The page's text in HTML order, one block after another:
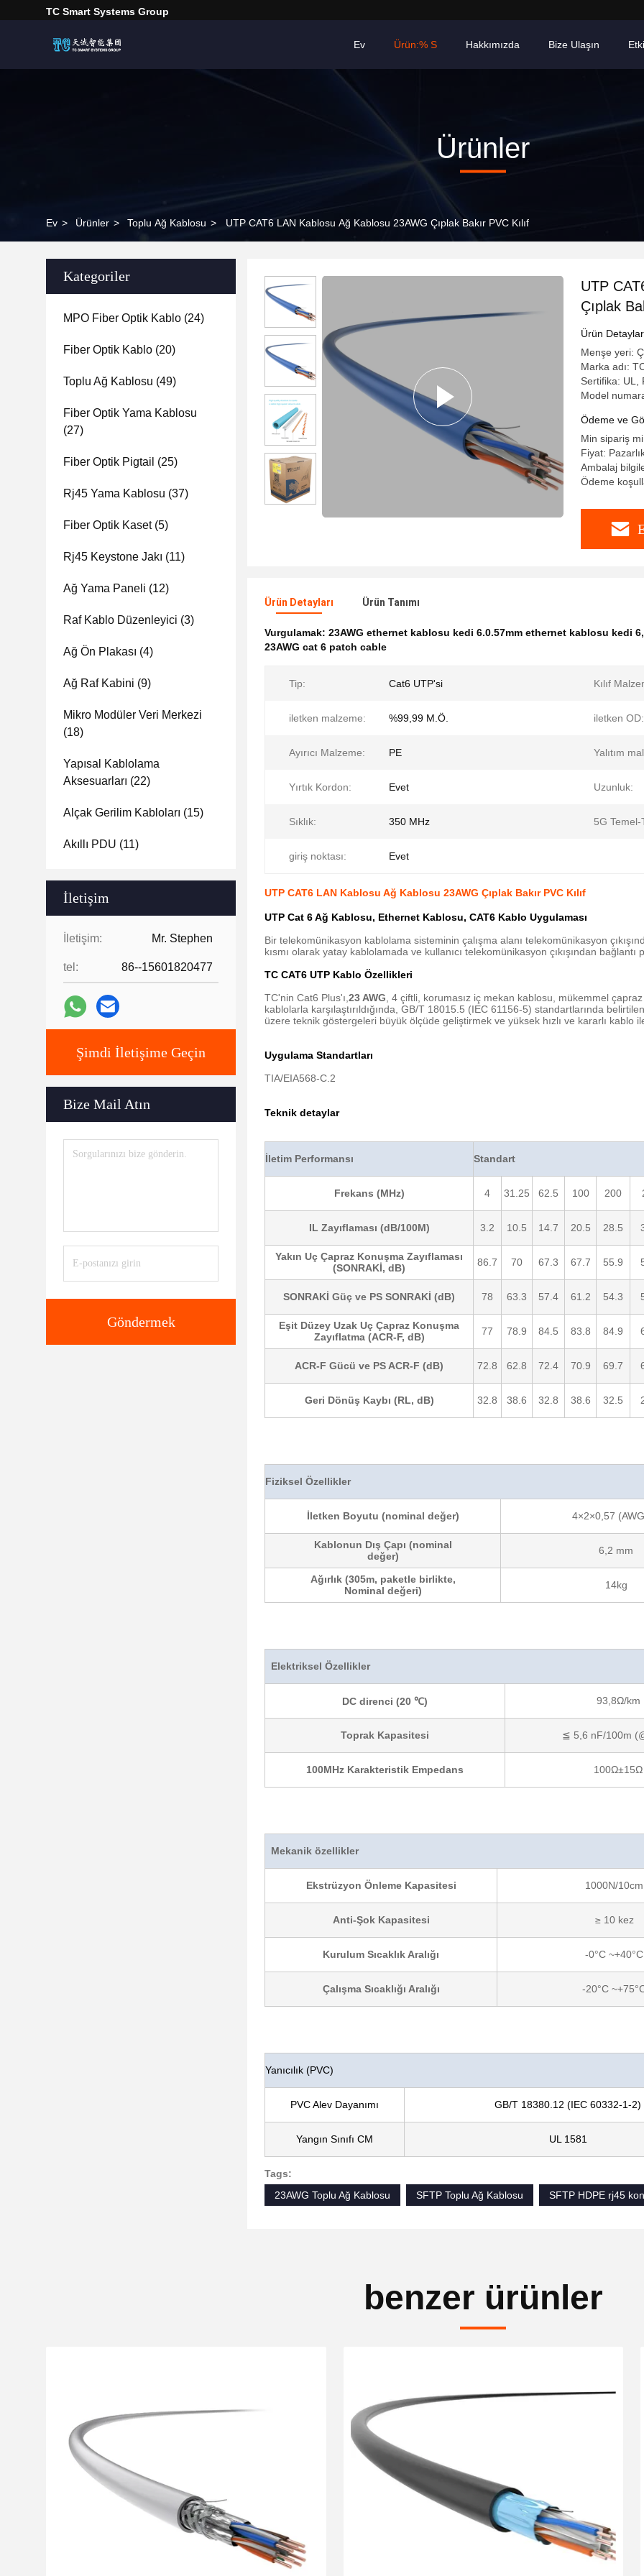
TC Smart Systems Group
Ev Ürün:% S Hakkımızda Bize Ulaşın
Ürünler
Ev > Ürünler > Toplu Ağ Kablosu > UTP CAT6 LAN Kablosu Ağ Kablosu 23AWG Çıplak Bakır PVC Kılıf
Kategoriler
MPO Fiber Optik Kablo (24)
Fiber Optik Kablo (20)
Toplu Ağ Kablosu (49)
Fiber Optik Yama Kablosu
(27)
Fiber Optik Pigtail (25)
Rj45 Yama Kablosu (37)
Fiber Optik Kaset(5)
Rj45 Keystone Jakı (11)
Ağ Yama Paneli (12)
Raf Kablo Düzenleyici (3)
Ağ Ön Plakası (4)
Ağ Raf Kabini (9)
Mikro Modüler Veri Merkezi
(18)
Yapısal Kablolama
Aksesuarları (22)
Alçak Gerilim Kabloları (15)
Akıllı PDU (11)
İletişim
İletişim: Mr. Stephen
tel: 86--15601820477
Şimdi İletişime Geçin
Bize Mail Atın
Göndermek
UTP
Çıplak
Ürün
Menşe yeri:
Marka adı:
Sertifika: UL,
Model
Ödeme ve
Min sipariş
Fiyat:
Ambalaj
Ödeme
Ürün Detayları Ürün Tanımı
Vurgulamak: 23AWG ethernet kablosu kedi 6.0.57mm ethernet kablosu kedi 6,
23AWG cat 6 patch cable
Tip: Cat6 UTP'si Kılıf
iletken malzeme: %99,99 M.Ö. iletken OD:
Ayırıcı Malzeme: PE Yalıtım
Yırtık Kordon: Evet Uzunluk:
Sıklık: 350 MHz 5G Temel-
giriş noktası: Evet
UTP CAT6 LAN Kablosu Ağ Kablosu 23AWG Çıplak Bakır PVC Kılıf
UTP Cat 6 Ağ Kablosu, Ethernet Kablosu, CAT6 Kablo Uygulaması
Bir telekomünikasyon kablolama sisteminin çalışma alanı telekomünikasyon
kısmı olarak yatay kablolamada ve kullanıcı telekomünikasyon çıkışından
TC CAT6 UTP Kablo Özellikleri
TC'nin Cat6 Plus'ı, 23 AWG , 4 çiftli, korumasız iç mekan kablosu, mükemmel
kablolarla karşılaştırıldığında, GB/T 18015.5 (IEC 61156-5) standartlarında
üzere teknik göstergeleri büyük ölçüde geliştirmek ve yüksek hızlı ve kararlı kablo
Uygulama Standartları
TIA/EIA568-C.2
Teknik detaylar
İletim Performansı Standart
Frekans (MHz) 4 31.25 62.5 100 200
IL Zayıflaması (dB/100M) 3.2 10.5 14.7 20.5 28.5
Yakın Uç Çapraz Konuşma Zayıflaması
(SONRAKİ, dB)
86.7 70 67.3 67.7 55.9
SONRAKİ Güç ve PS SONRAKİ (dB) 78 63.3 57.4 61.2 54.3
Eşit Düzey Uzak Uç Çapraz Konuşma
Zayıflatma (ACR-F, dB)
77 78.9 84.5 83.8 84.9
ACR-F Gücü ve PS ACR-F (dB) 72.8 62.8 72.4 70.9 69.7
Geri Dönüş Kaybı (RL, dB) 32.8 38.6 32.8 38.6 32.5
Fiziksel Özellikler
İletken Boyutu (nominal değer) 4×2×0,57
Kablonun Dış Çapı (nominal
değer)
6,2 mm
Ağırlık (305m, paketle birlikte,
Nominal değeri)
14kg
Elektriksel Özellikler
DC direnci (20 ℃) 93,8Ω/km
Toprak Kapasitesi ≦ 5,6 nF/100m
100MHz Karakteristik Empedans 100Ω±15Ω
Mekanik özellikler
Ekstrüzyon Önleme Kapasitesi 1000N/10cm
Anti-Şok Kapasitesi ≥ 10 kez
Kurulum Sıcaklık Aralığı -0°C ~+40°C
Çalışma Sıcaklığı Aralığı -20°C
Yanıcılık (PVC)
PVC Alev Dayanımı GB/T 18380.12 (IEC 60332-1-2)
Yangın Sınıfı CM UL 1581
Tags:
23AWG Toplu Ağ Kablosu
SFTP Toplu Ağ Kablosu SFTP HDPE rj45
benzer ürünler